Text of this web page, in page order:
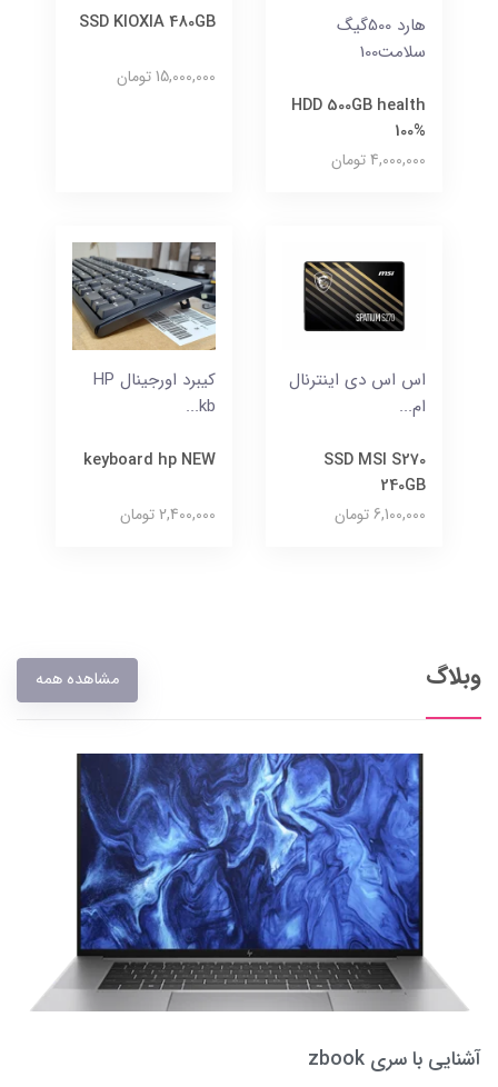
هارد 500گیگ
سلامت100
HDD 500GB health
100%
4,000,000 تومان
SSD KIOXIA 480GB
15,000,000 تومان
اس اس دی اینترنال
ام...
SSD MSI S270
240GB
6,100,000 تومان
کیبرد اورجینال HP
kb...
keyboard hp NEW
2,400,000 تومان
وبلاگ مشاهده همه
آشنایی با سری zbook